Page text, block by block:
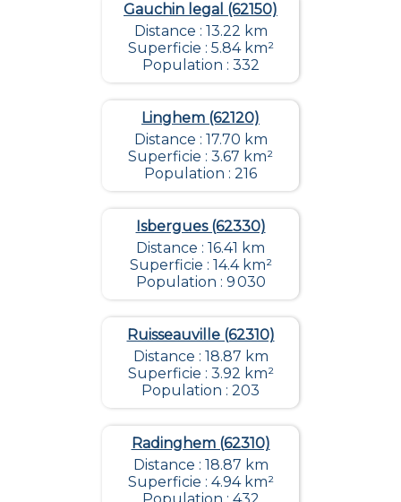
Gauchin legal (62150)
Distance : 13.22 km
Superficie : 5.84 km²
Population : 332
Linghem (62120)
Distance : 17.70 km
Superficie : 3.67 km²
Population : 216
Isbergues (62330)
Distance : 16.41 km
Superficie : 14.4 km²
Population : 9 030
Ruisseauville (62310)
Distance : 18.87 km
Superficie : 3.92 km²
Population : 203
Radinghem (62310)
Distance : 18.87 km
Superficie : 4.94 km²